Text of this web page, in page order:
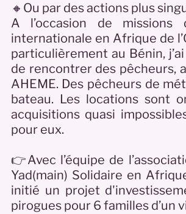
🔸Ou par des actions plus
A l’occasion de missions
internationale en Afrique de
particulièrement au Bénin, j’ai
de rencontrer des pêcheurs,
AHEME. Des pêcheurs de
bateau. Les locations sont
acquisitions quasi
pour eux.
👉Avec l’équipe de
Yad(main) Solidaire en
initié un projet
pirogues pour 6 familles d’un